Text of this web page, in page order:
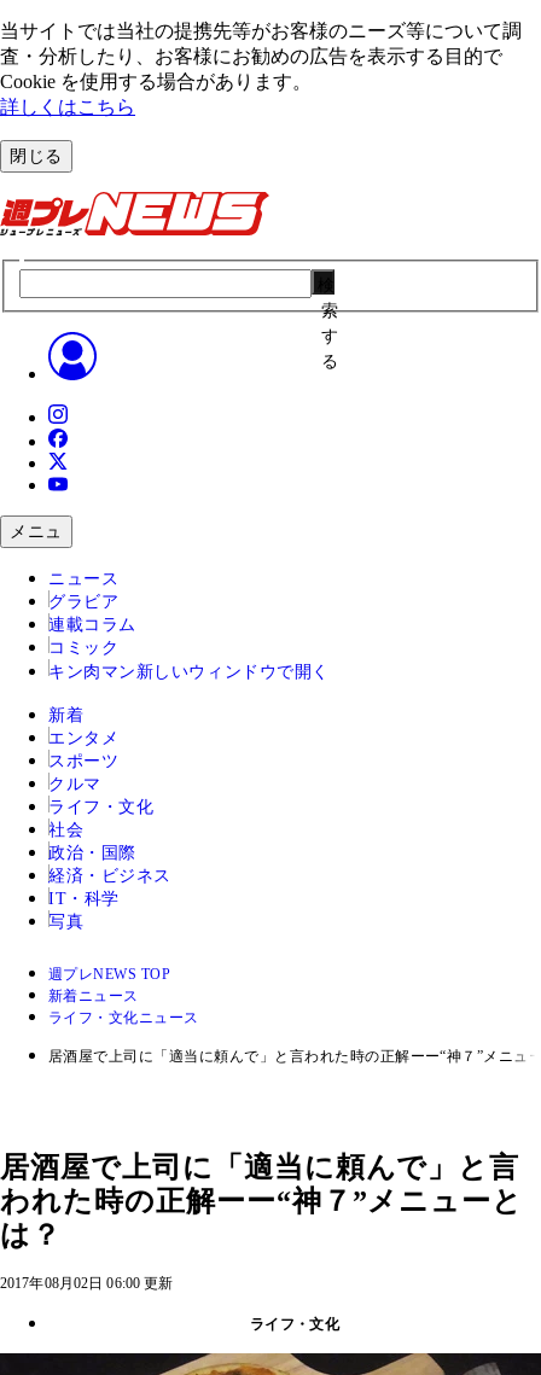
当サイトでは当社の提携先等がお客様のニーズ等について調
査・分析したり、お客様にお勧めの広告を表⽰する⽬的で
Cookie を使⽤する場合があります。
詳しくはこちら
閉じる
索
す
る
メニュ
ニュース
グラビア
連載コラム
コミック
キン肉マン 新しいウィンドウで開く
新着
エンタメ
スポーツ
クルマ
ライフ・文化
社会
政治・国際
経済・ビジネス
IT・科学
写真
週プレNEWS TOP
新着ニュース
ライフ・文化ニュース
居酒屋で上司に「適当に頼んで」と言われた時の正解ーー“神７”メニュ
居酒屋で上司に「適当に頼んで」と言
われた時の正解ーー“神７”メニューと
は？
2017年08月02日 06:00 更新
ライフ・文化